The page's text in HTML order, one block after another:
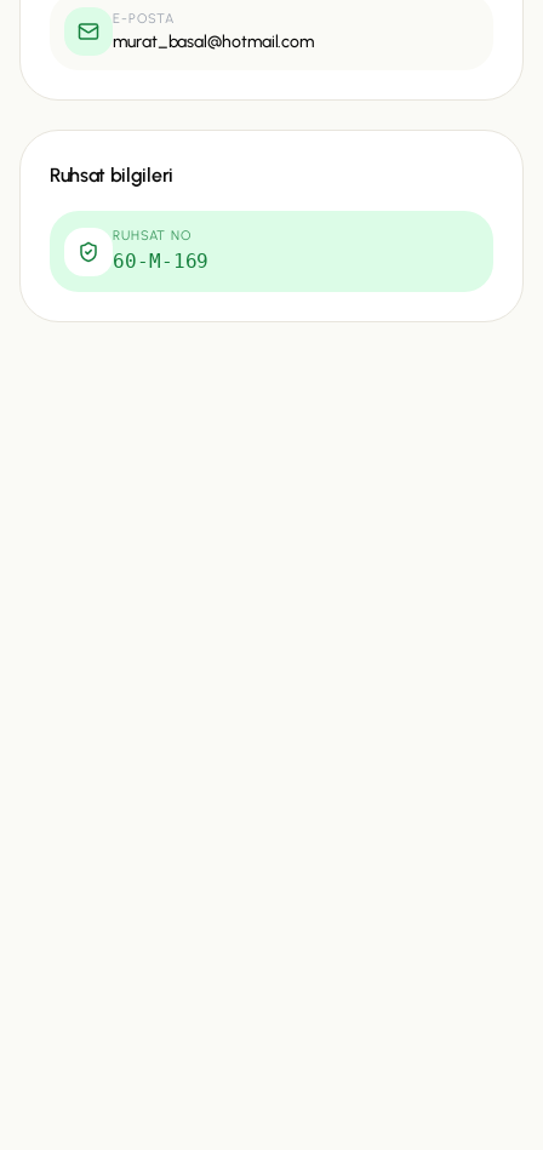
E-POSTA
murat_basal@hotmail.com
Ruhsat bilgileri
RUHSAT NO
60-M-169